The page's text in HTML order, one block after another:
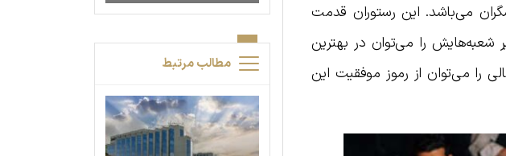
می‌باشد. این رستوران قدمت
را می‌توان در بهترین
را می‌توان از رموز موفقیت این
مطالب مرتبط